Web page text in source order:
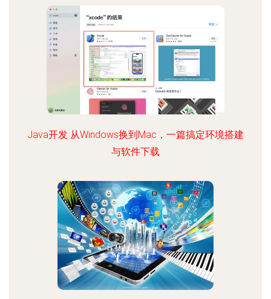
Java开发 从Windows换到Mac，一篇搞定环境搭建
与软件下载